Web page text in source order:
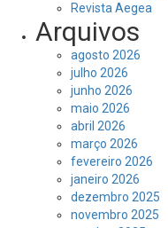
Revista Aegea
Arquivos
agosto 2026
julho 2026
junho 2026
maio 2026
abril 2026
março 2026
fevereiro 2026
janeiro 2026
dezembro 2025
novembro 2025